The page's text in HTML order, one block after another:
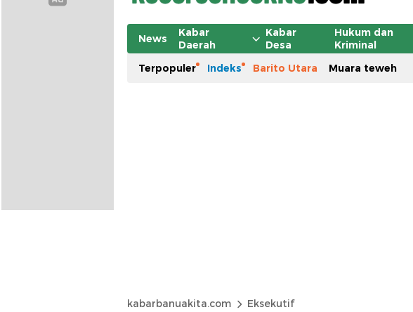
News
Kabar
Daerah
Kabar
Desa
Hukum dan
Kriminal
Terpopuler Indeks Barito Utara Muara teweh
kabarbanuakita.com Eksekutif